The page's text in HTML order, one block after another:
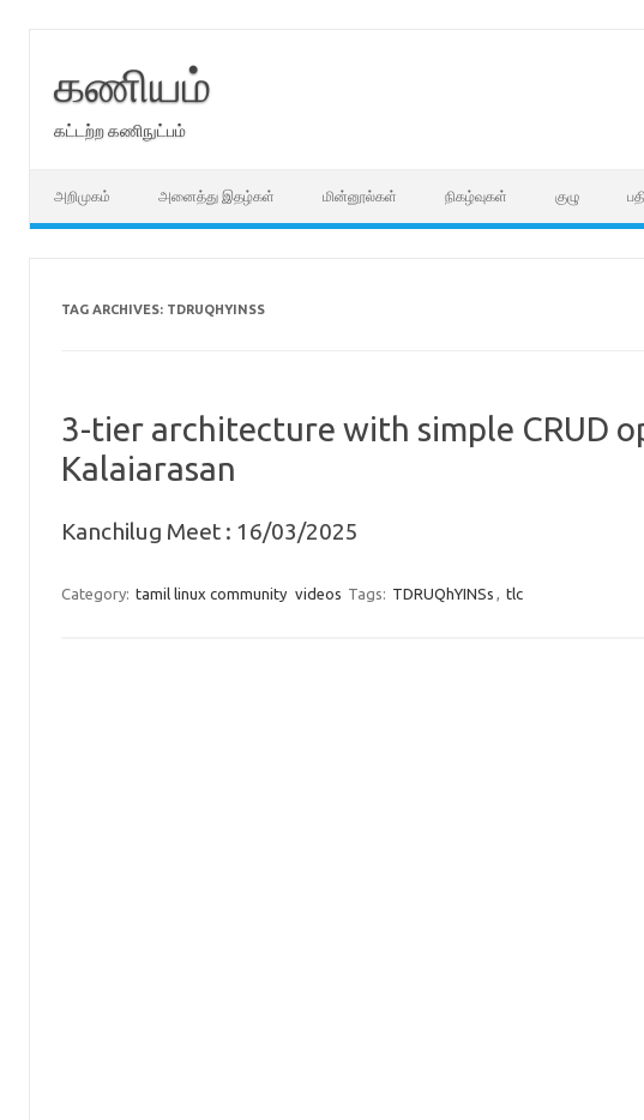
கணியம்
கட்டற்ற கணிநுட்பம்
அறிமுகம் அனைத்து இதழ்கள் மின்னூல்கள் நிகழ்வுகள் குழு
TAG ARCHIVES: TDRUQHYINSS
3-tier architecture with simple CRUD
Kalaiarasan
Kanchilug Meet : 16/03/2025
Category: tamil linux community videos Tags: TDRUQhYINSs , tlc